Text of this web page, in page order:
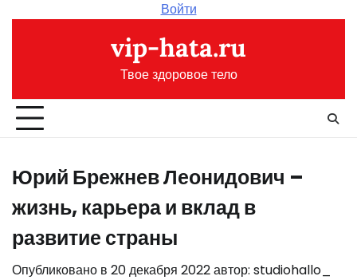
Войти
vip-hata.ru
Твое здоровое тело
Юрий Брежнев Леонидович –
жизнь, карьера и вклад в
развитие страны
Опубликовано в 20 декабря 2022автор: studiohallo_